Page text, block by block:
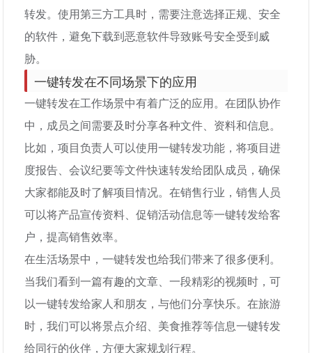
转发。使用第三方工具时，需要注意选择正规、安全
的软件，避免下载到恶意软件导致账号安全受到威
胁。
一键转发在不同场景下的应用
一键转发在工作场景中有着广泛的应用。在团队协作
中，成员之间需要及时分享各种文件、资料和信息。
比如，项目负责人可以使用一键转发功能，将项目进
度报告、会议纪要等文件快速转发给团队成员，确保
大家都能及时了解项目情况。在销售行业，销售人员
可以将产品宣传资料、促销活动信息等一键转发给客
户，提高销售效率。
在生活场景中，一键转发也给我们带来了很多便利。
当我们看到一篇有趣的文章、一段精彩的视频时，可
以一键转发给家人和朋友，与他们分享快乐。在旅游
时，我们可以将景点介绍、美食推荐等信息一键转发
给同行的伙伴，方便大家规划行程。